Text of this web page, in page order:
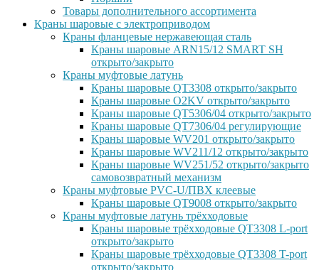
Товары дополнительного ассортимента
Краны шаровые с электроприводом
Краны фланцевые нержавеющая сталь
Краны шаровые ARN15/12 SMART SH
открыто/закрыто
Краны муфтовые латунь
Краны шаровые QT3308 открыто/закрыто
Краны шаровые O2KV открыто/закрыто
Краны шаровые QT5306/04 открыто/закрыто
Краны шаровые QT7306/04 регулирующие
Краны шаровые WV201 открыто/закрыто
Краны шаровые WV211/12 открыто/закрыто
Краны шаровые WV251/52 открыто/закрыто
самовозвратный механизм
Краны муфтовые PVC-U/ПВХ клеевые
Краны шаровые QT9008 открыто/закрыто
Краны муфтовые латунь трёхходовые
Краны шаровые трёхходовые QT3308 L-port
открыто/закрыто
Краны шаровые трёхходовые QT3308 T-port
открыто/закрыто